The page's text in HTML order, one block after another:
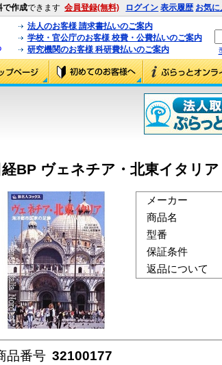
で作成できます 会員登録(無料) ログイン 表示履歴 お気に
法人のお客様 請求書払いのご案内
学校・官公庁のお客様 校費・公費払いのご案内
研究機関のお客様 科研費払いのご案内
経BP ヴェネチア・北東イタリ
メーカー
商品名
型番
保証条件
返品について
品番号 32100177